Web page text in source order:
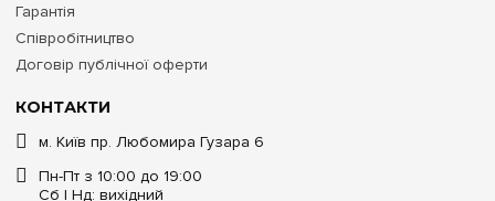
КОНТАКТИ
м. Київ пр. Любомира Гузара 6
Пн-Пт з 10:00 до 19:00
Сб | Нд: вихідний
Гарантія
Співробітництво
Договір публічної оферти